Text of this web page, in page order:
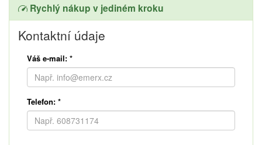
Rychlý nákup v jediném kroku
Kontaktní údaje
Váš e-mail: *
Telefon: *